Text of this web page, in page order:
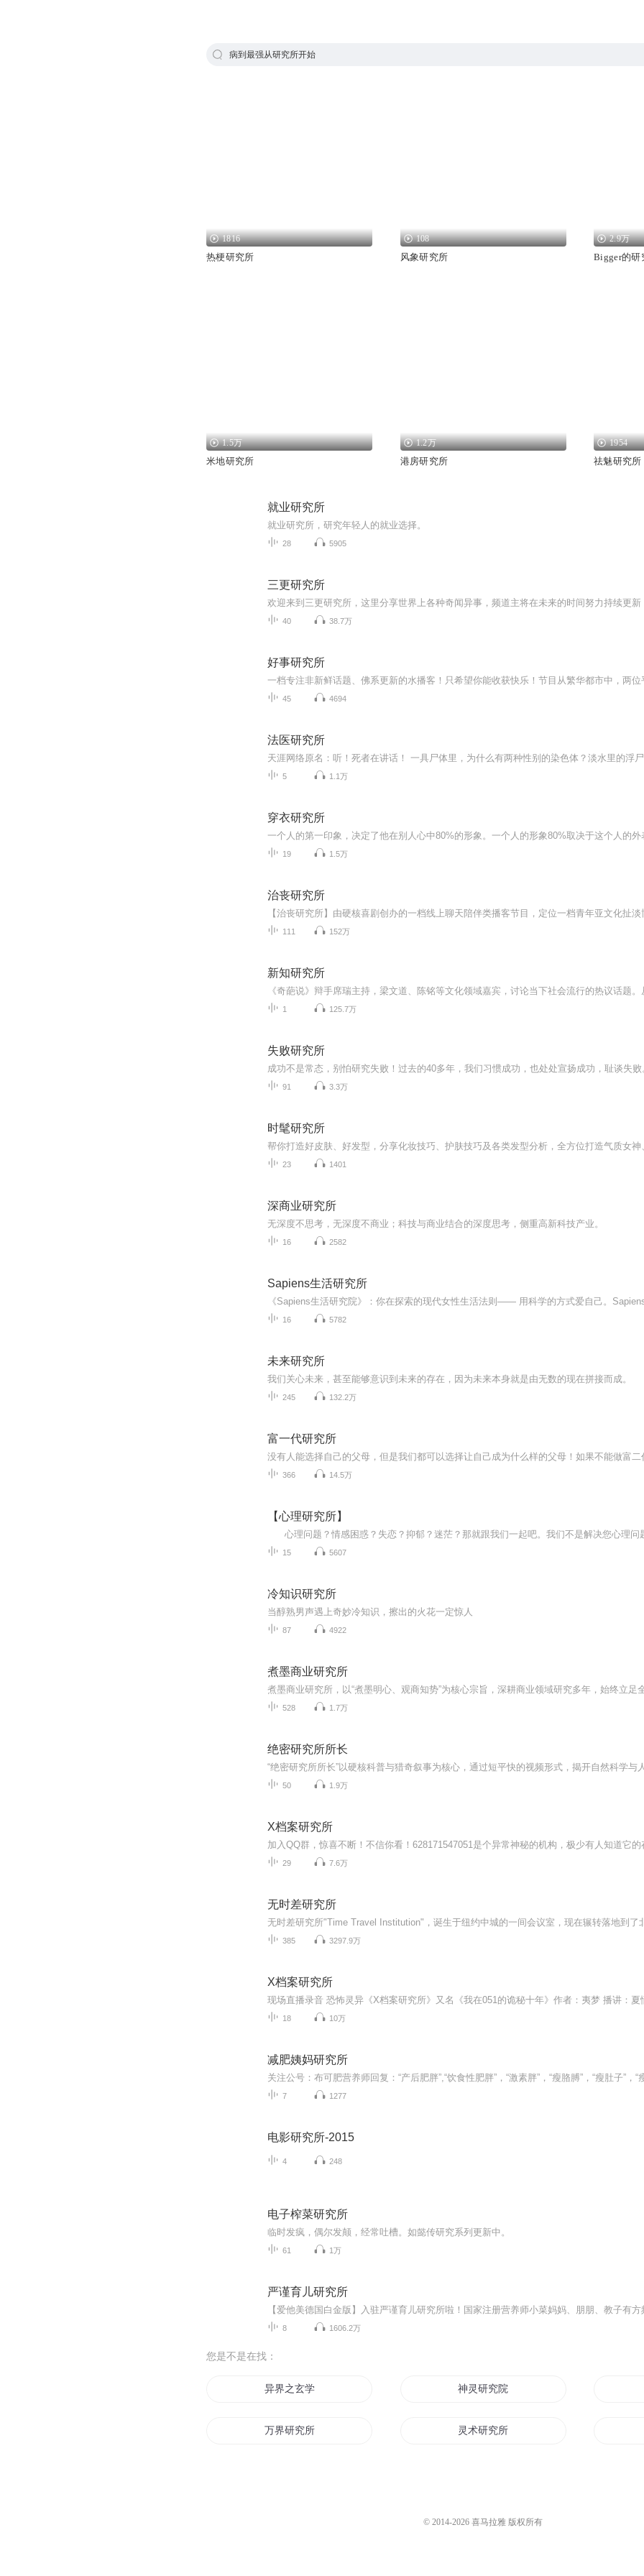
病到最强从研究所开始
1816
热梗研究所
108
风象研究所
2.9万
Bigger的研
1.5万
米地研究所
1.2万
港房研究所
1954
祛魅研究所
就业研究所
就业研究所，研究年轻人的就业选择。
28 5905
三更研究所
40 38.7万
好事研究所
45 4694
法医研究所
5 1.1万
穿衣研究所
19 1.5万
治丧研究所
111 152万
新知研究所
1 125.7万
失败研究所
91 3.3万
时髦研究所
帮你打造好皮肤、好发型，分享化妆技巧、护肤技巧及各类发型分析，全方位打造气质女神
23 1401
深商业研究所
无深度不思考，无深度不商业；科技与商业结合的深度思考，侧重高新科技产业。
16 2582
Sapiens生活研究所
16 5782
未来研究所
我们关心未来，甚至能够意识到未来的存在，因为未来本身就是由无数的现在拼接而成。
245 132.2万
富一代研究所
366 14.5万
【心理研究所】
15 5607
冷知识研究所
当醇熟男声遇上奇妙冷知识，擦出的火花一定惊人
87 4922
煮墨商业研究所
528 1.7万
绝密研究所所长
50 1.9万
X档案研究所
29 7.6万
无时差研究所
385 3297.9万
X档案研究所
18 10万
减肥姨妈研究所
7 1277
电影研究所-2015
4 248
电子榨菜研究所
临时发疯，偶尔发颠，经常吐槽。如懿传研究系列更新中。
61 1万
严谨育儿研究所
8 1606.2万
您是不是在找：
异界之玄学研究者 神灵研究院
万界研究所 灵术研究所
© 2014-2026 喜马拉雅 版权所有